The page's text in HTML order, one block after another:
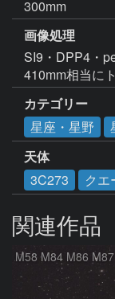
300mm
画像処理
SI9・DPP4・
410mm相当に
カテゴリー
星座・星野
天体
3C273
クエ
関連作品